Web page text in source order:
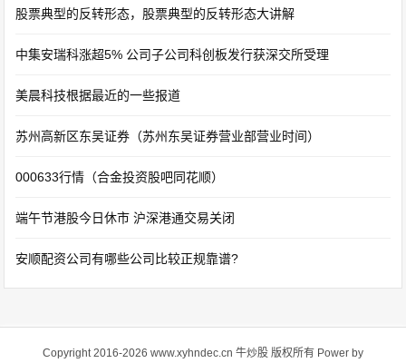
股票典型的反转形态，股票典型的反转形态大讲解
中集安瑞科涨超5% 公司子公司科创板发行获深交所受理
美晨科技根据最近的一些报道
苏州高新区东吴证券（苏州东吴证券营业部营业时间）
000633行情（合金投资股吧同花顺）
端午节港股今日休市 沪深港通交易关闭
安顺配资公司有哪些公司比较正规靠谱?
Copyright 2016-2026 www.xyhndec.cn 牛炒股 版权所有 Power by